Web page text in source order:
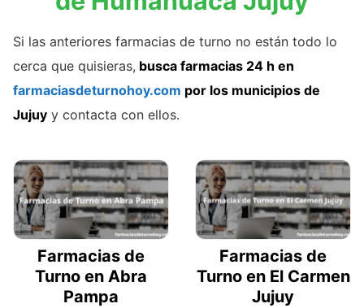
Si las anteriores farmacias de turno no están todo lo
cerca que quisieras, busca farmacias 24 h en
farmaciasdeturnohoy.com por los municipios de
Jujuy y contacta con ellos.
Farmacias de
Turno en Abra
Pampa
Farmacias de
Turno en El Carmen
Jujuy